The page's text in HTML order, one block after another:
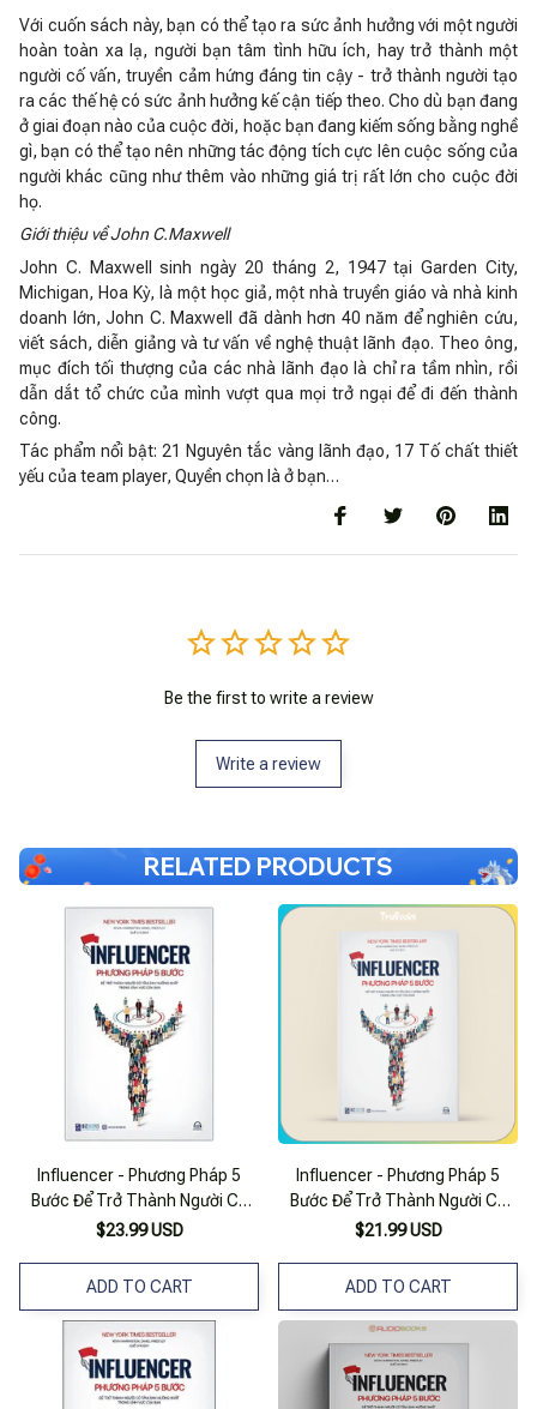
Với cuốn sách này, bạn có thể tạo ra sức ảnh hưởng với một người
hoàn toàn xa lạ, người bạn tâm tình hữu ích, hay trở thành một
người cố vấn, truyền cảm hứng đáng tin cậy - trở thành người tạo
ra các thế hệ có sức ảnh hưởng kế cận tiếp theo. Cho dù bạn đang
ở giai đoạn nào của cuộc đời, hoặc bạn đang kiếm sống bằng nghề
gì, bạn có thể tạo nên những tác động tích cực lên cuộc sống của
người khác cũng như thêm vào những giá trị rất lớn cho cuộc đời
họ.
Giới thiệu về John C.Maxwell
John C. Maxwell sinh ngày 20 tháng 2, 1947 tại Garden City,
Michigan, Hoa Kỳ, là một học giả, một nhà truyền giáo và nhà kinh
doanh lớn, John C. Maxwell đã dành hơn 40 năm để nghiên cứu,
viết sách, diễn giảng và tư vấn về nghệ thuật lãnh đạo. Theo ông,
mục đích tối thượng của các nhà lãnh đạo là chỉ ra tầm nhìn, rồi
dẫn dắt tổ chức của mình vượt qua mọi trở ngại để đi đến thành
công.
Tác phẩm nổi bật: 21 Nguyên tắc vàng lãnh đạo, 17 Tố chất thiết
yếu của team player, Quyền chọn là ở bạn…
Be the first to write a review
Write a review
RELATED PRODUCTS
Influencer - Phương Pháp 5
Bước Để Trở Thành Người Có
Tầm Ảnh Hưởng Nhất Trong
$23.99 USD
ADD TO CART
Influencer - Phương Pháp 5
Bước Để Trở Thành Người Có
Tầm Ảnh Hưởng Nhất Trong
$21.99 USD
ADD TO CART